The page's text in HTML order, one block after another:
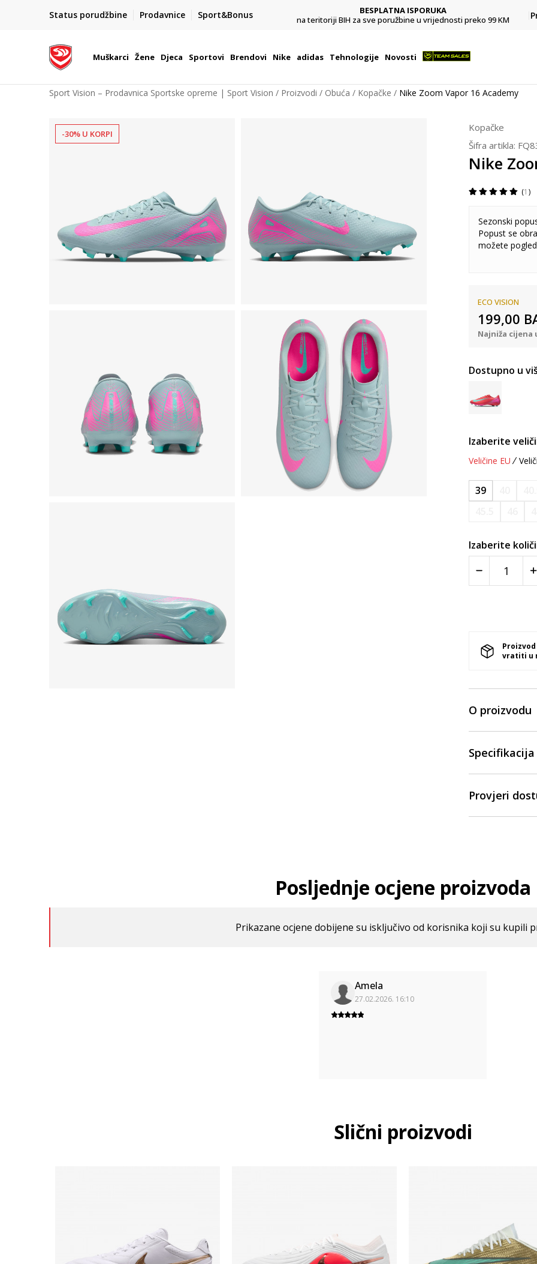
Status porudžbine Prodavnice Sport&Bonus
POZOVITE NAS NA : 055/490-400
Pon-Pet od 9h - 16h
BESPLATNA ISPORUKA
na teritoriji BIH za sve poružbine u vrijednosti preko 99 KM
Muškarci Žene Djeca Sportovi Brendovi Nike adidas Tehnologije Novosti
Sport Vision – Prodavnica Sportske opreme | Sport Vision Proizvodi Obuća Kopačke Nike Zoom Vapor 16 Academy
-30% U KORPI
Kopačke
Šifra artikla:
Nike
1
Sezonski
Popust se
možete
ECO VISION
199,00
Najniža cijena
Dostupno u
Izaberite
Veličine EU
39
Izaberite
vratiti u
O proizvodu
Specifikacija
Provjeri
Posljednje ocjene proizvoda
Prikazane ocjene dobijene su isključivo od korisnika koji su kupili
Amela
27.02.2026. 16:10
Slični proizvodi